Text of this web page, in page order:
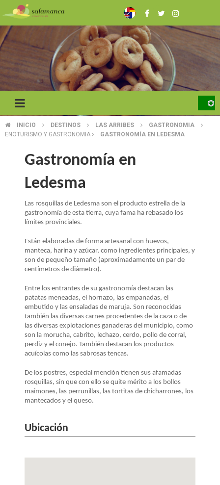
Pasar
al
contenido
principal
SOBRESCRIBIR
AYUDA
NAVEGACIÓN
INICIO DESTINOS LAS ARRIBES
GASTRONOMIA
ENOTURISMO Y GASTRONOMIA
GASTRONOMÍA EN LEDESMA
Gastronomía en
Ledesma
Las rosquillas de Ledesma son el producto estrella de la
gastronomía de esta tierra, cuya fama ha rebasado los
límites provinciales.
Están elaboradas de forma artesanal con huevos,
manteca, harina y azúcar, como ingredientes principales, y
son de pequeño tamaño (aproximadamente un par de
centímetros de diámetro).
Entre los entrantes de su gastronomía destacan las
patatas meneadas, el hornazo, las empanadas, el
embutido y las ensaladas de maruja. Son reconocidas
también las diversas carnes procedentes de la caza o de
las diversas explotaciones ganaderas del municipio, como
son la morucha, cabrito, lechazo, cerdo, pollo de corral,
perdiz y el conejo. También destacan los productos
acuícolas como las sabrosas tencas.
De los postres, especial mención tienen sus afamadas
rosquillas, sin que con ello se quite mérito a los bollos
maimones, las perrunillas, las tortitas de chicharrones, los
mantecados y el queso.
Ubicación